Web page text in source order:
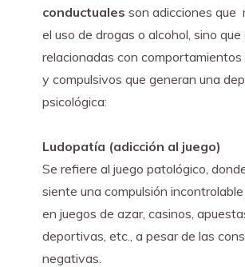
conductuales son adicciones que
el uso de drogas o alcohol, sino
relacionadas con
y compulsivos que generan una
psicológica:
Ludopatía (adicción al juego)
Se refiere al juego patológico,
siente una compulsión
en juegos de azar, casinos,
deportivas, etc., a pesar de las
negativas.